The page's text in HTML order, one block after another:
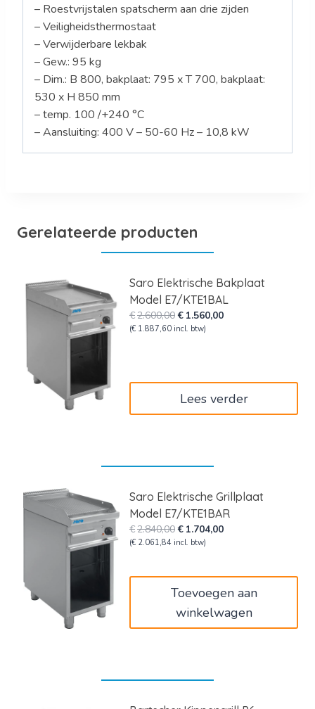
– Roestvrijstalen spatscherm aan drie zijden
– Veiligheidsthermostaat
– Verwijderbare lekbak
– Gew.: 95 kg
– Dim.: B 800, bakplaat: 795 x T 700, bakplaat:
530 x H 850 mm
– temp. 100 /+240 °C
– Aansluiting: 400 V – 50-60 Hz – 10,8 kW
Gerelateerde producten
Saro Elektrische Bakplaat
Model E7/KTE1BAL
€2.600,00Oorspronkelijke
prijs
€ 1.560,00Huidige
(€ 1.887,60 incl. btw)
Lees verder
Saro Elektrische Grillplaat
Model E7/KTE1BAR
€2.840,00Oorspronkelijke
prijs
€ 1.704,00Huidige
(€ 2.061,84 incl. btw)
Toevoegen aan
winkelwagen